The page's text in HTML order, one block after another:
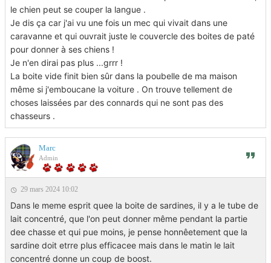
le chien peut se couper la langue .
Je dis ça car j'ai vu une fois un mec qui vivait dans une
caravanne et qui ouvrait juste le couvercle des boites de paté
pour donner à ses chiens !
Je n'en dirai pas plus ...grrr !
La boite vide finit bien sûr dans la poubelle de ma maison
même si j'emboucane la voiture . On trouve tellement de
choses laissées par des connards qui ne sont pas des
chasseurs .
Marc
Admin
29 mars 2024 10:02
Dans le meme esprit quee la boite de sardines, il y a le tube de
lait concentré, que l'on peut donner même pendant la partie
dee chasse et qui pue moins, je pense honnêetement que la
sardine doit etrre plus efficacee mais dans le matin le lait
concentré donne un coup de boost.